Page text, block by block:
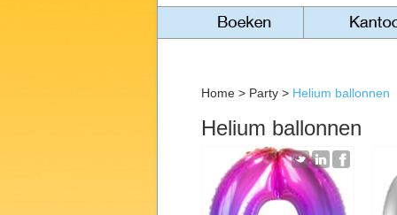
Home > Party > Helium ballonnen
Helium ballonnen